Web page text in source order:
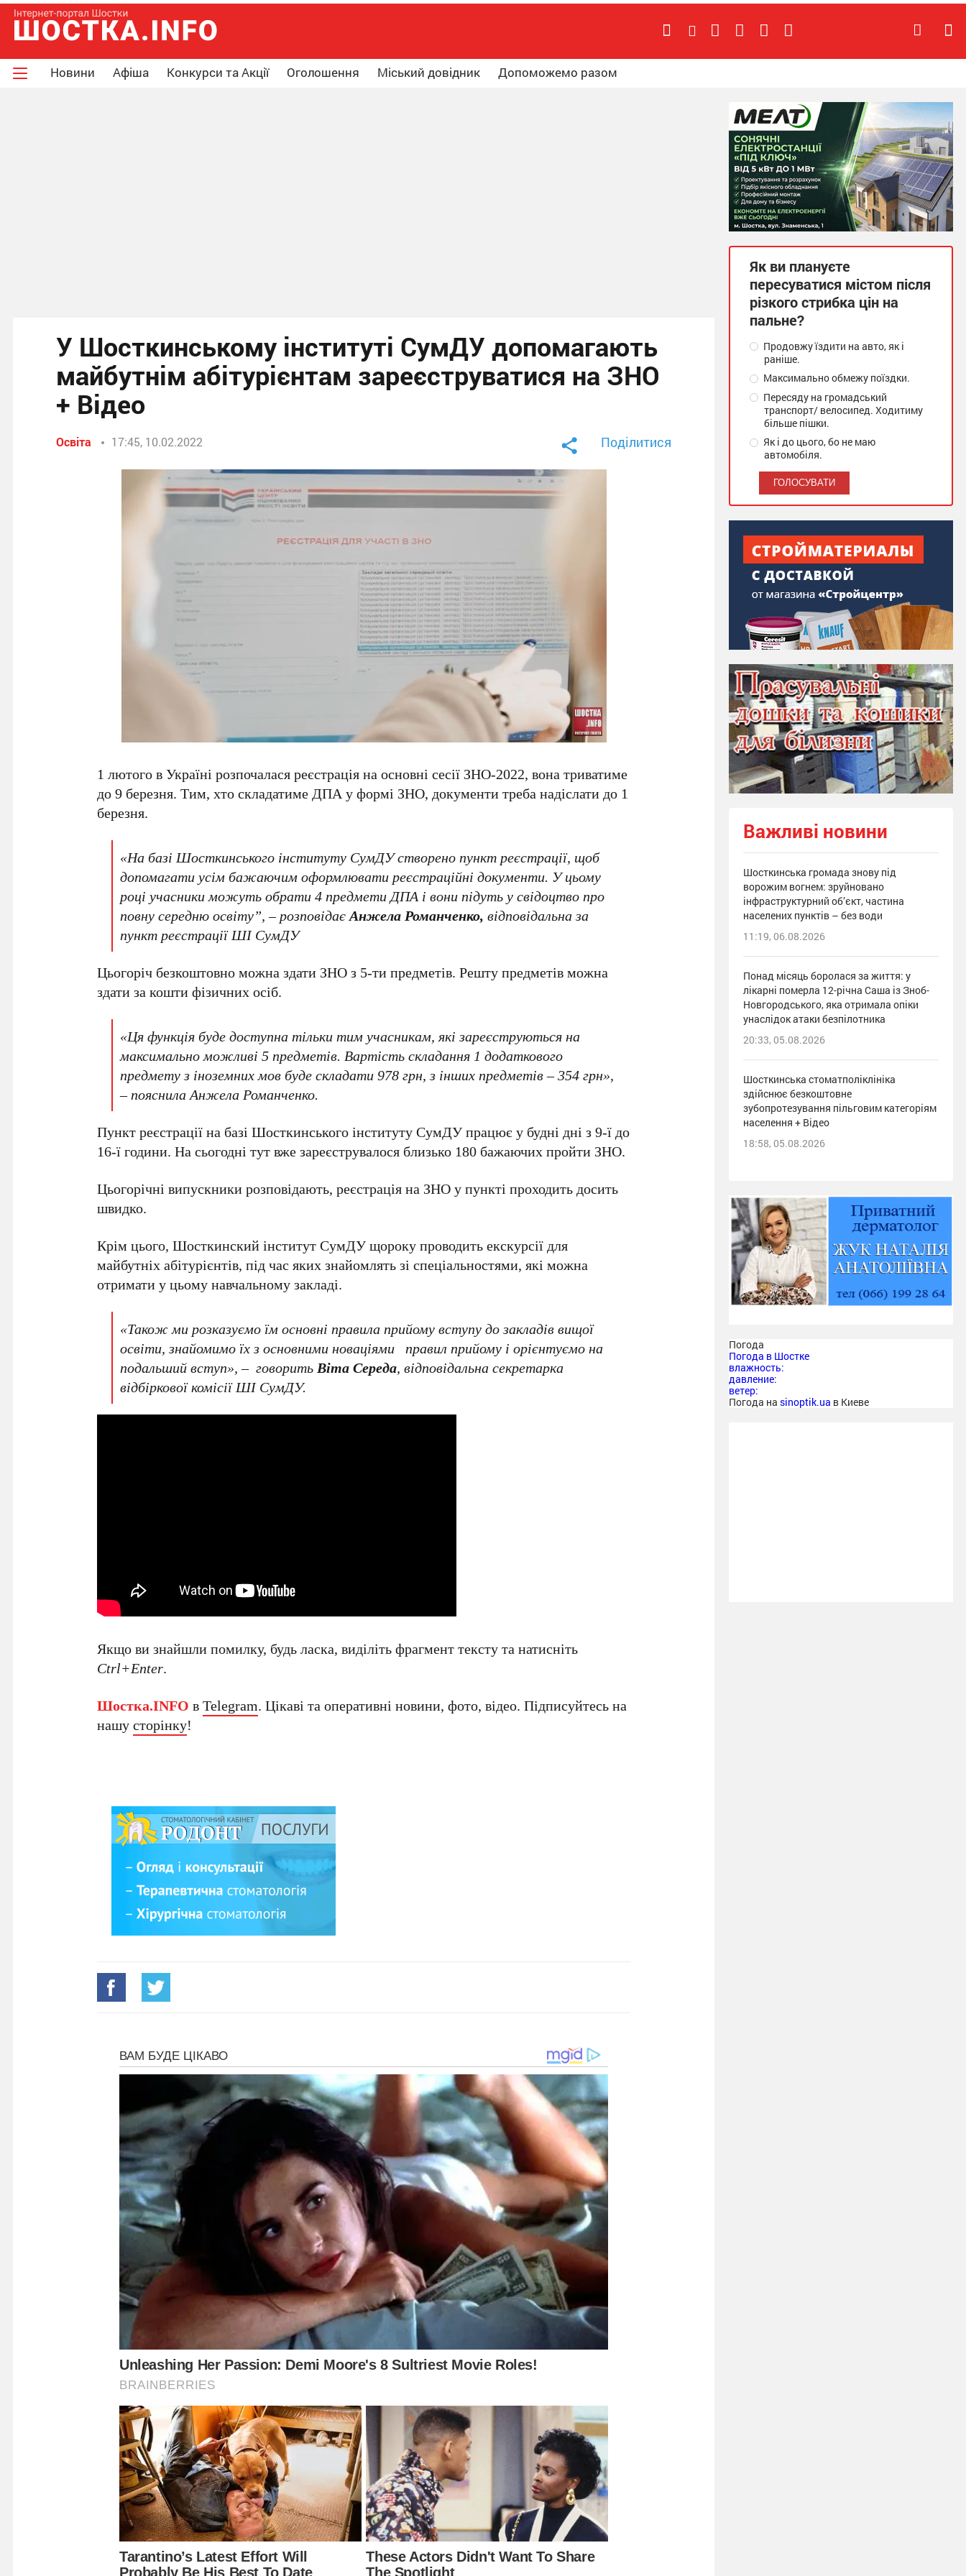
Новини Афіша Конкурси та Акції Оголошення Міський довідник Допоможемо разом
У Шосткинському інституті СумДУ допомагають
майбутнім абітурієнтам зареєструватися на ЗНО
+ Відео
Освіта 17:45, 10.02.2022 Поділитися
1 лютого в Україні розпочалася реєстрація на основні сесії ЗНО-2022, вона триватиме
до 9 березня. Тим, хто складатиме ДПА у формі ЗНО, документи треба надіслати до 1
березня.
«На базі Шосткинського інституту СумДУ створено пункт реєстрації, щоб
допомагати усім бажаючим оформлювати реєстраційні документи. У цьому
році учасники можуть обрати 4 предмети ДПА і вони підуть у свідоцтво про
повну середню освіту”, – розповідаєАнжела Романченко, відповідальна за
пункт реєстрації ШІ СумДУ
Цьогоріч безкоштовно можна здати ЗНО з 5-ти предметів. Решту предметів можна
здати за кошти фізичних осіб.
«Ця функція буде доступна тільки тим учасникам, які зареєструються на
максимально можливі 5 предметів. Вартість складання 1 додаткового
предмету з іноземних мов буде складати 978 грн, з інших предметів – 354 грн»,
– пояснила Анжела Романченко.
Пункт реєстрації на базі Шосткинського інституту СумДУ працює у будні дні з 9-ї до
16-ї години. На сьогодні тут вже зареєструвалося близько 180 бажаючих пройти ЗНО.
Цьогорічні випускники розповідають, реєстрація на ЗНО у пункті проходить досить
швидко.
Крім цього, Шосткинский інститут СумДУ щороку проводить екскурсії для
майбутніх абітурієнтів, під час яких знайомлять зі спеціальностями, які можна
отримати у цьому навчальному закладі.
«Також ми розказуємо їм основні правила прийому вступу до закладів вищої
освіти, знайомимо їх з основними новаціями правил прийому і орієнтуємо на
подальший вступ», – говоритьВіта Середа, відповідальна секретарка
відбіркової комісії ШІ СумДУ.
Якщо ви знайшли помилку, будь ласка, виділіть фрагмент тексту та натисніть
Ctrl+Enter.
Шостка.INFO вTelegram. Цікаві та оперативні новини, фото, відео. Підписуйтесь на
нашусторінку!
Як ви плануєте
пересуватися містом після
різкого стрибка цін на
пальне?
Продовжу їздити на авто, як і
раніше.
Максимально обмежу поїздки.
Пересяду на громадський
транспорт/ велосипед. Ходитиму
більше пішки.
Як і до цього, бо не маю
автомобіля.
Важливі новини
Шосткинська громада знову під
ворожим вогнем: зруйновано
інфраструктурний об’єкт, частина
населених пунктів – без води
11:19, 06.08.2026
Понад місяць боролася за життя: у
лікарні померла 12-річна Саша із Зноб-
Новгородського, яка отримала опіки
унаслідок атаки безпілотника
20:33, 05.08.2026
Шосткинська стоматполіклініка
здійснює безкоштовне
зубопротезування пільговим категоріям
населення + Відео
18:58, 05.08.2026
Погода
Погода в Шостке
влажность:
давление:
ветер:
Погода на sinoptik.ua в Киеве